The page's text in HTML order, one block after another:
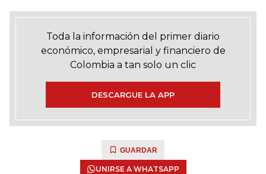
Toda la información del primer diario
económico, empresarial y financiero de
Colombia a tan solo un clic
DESCARGUE LA APP
GUARDAR
UNIRSE A WHATSAPP